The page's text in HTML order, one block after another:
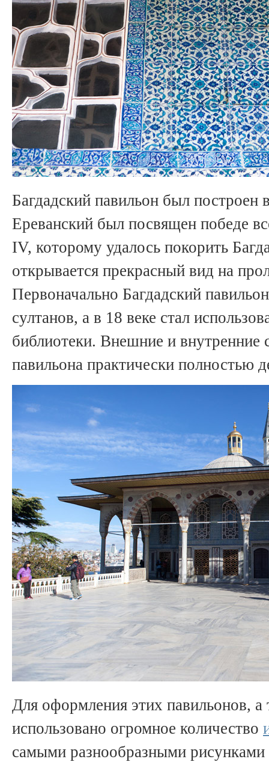
Багдадский павильон был построен
Ереванский был посвящен победе
IV, которому удалось покорить
открывается прекрасный вид на
Первоначально Багдадский
султанов, а в 18 веке стал
библиотеки. Внешние и внутренние
павильона практически полностью
Для оформления этих павильонов, а
использовано огромное количество
самыми разнообразными